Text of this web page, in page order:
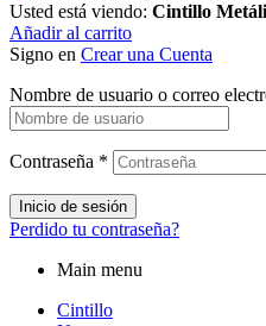
Usted está viendo: Cintillo
Añadir al carrito
Signo en Crear una Cuenta
Nombre de usuario o correo
Contraseña *
Inicio de sesión
Perdido tu contraseña?
Main menu
Cintillo